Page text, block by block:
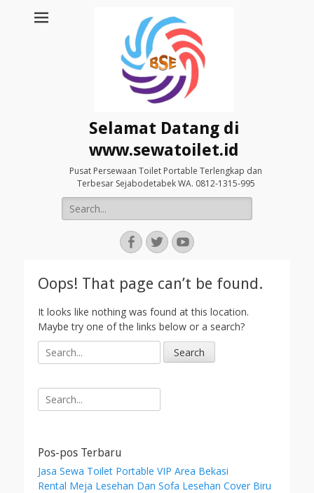
Selamat Datang di
www.sewatoilet.id
Pusat Persewaan Toilet Portable Terlengkap dan
Terbesar Sejabodetabek WA. 0812-1315-995
Search
for:
Facebook
TwitterYouTube
Oops! That page can’t be found.
It looks like nothing was found at this location.
Maybe try one of the links below or a search?
e
r
c
o
r
:
Search
for:
Pos-pos Terbaru
Jasa Sewa Toilet Portable VIP Area Bekasi
Rental Meja Lesehan Dan Sofa Lesehan Cover Biru